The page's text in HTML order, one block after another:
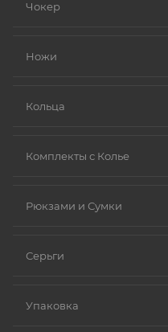
Чокер
Ножи
Кольца
Комплекты с Колье
Рюкзами и Сумки
Серьги
Упаковка